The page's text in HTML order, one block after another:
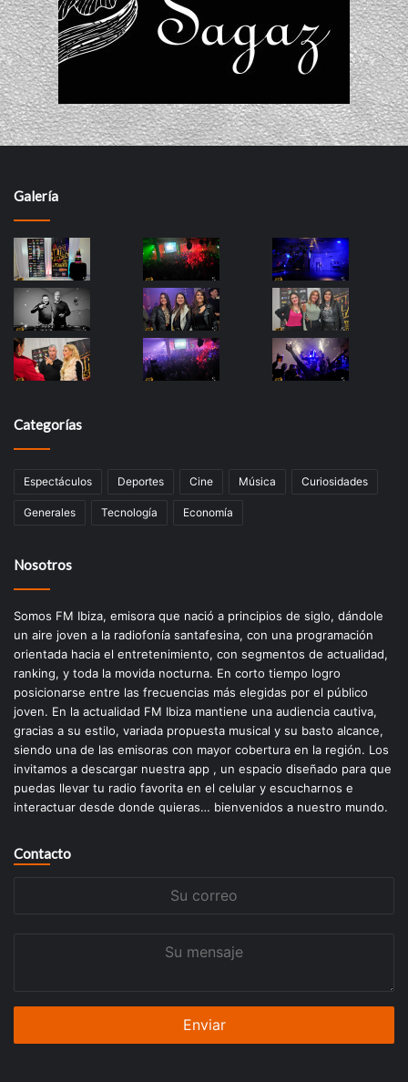
Galería
Categorías
Espectáculos Deportes Cine Música Curiosidades
Generales Tecnología Economía
Nosotros
Somos FM Ibiza, emisora que nació a principios de siglo, dándole
un aire joven a la radiofonía santafesina, con una programación
orientada hacia el entretenimiento, con segmentos de actualidad,
ranking, y toda la movida nocturna. En corto tiempo logro
posicionarse entre las frecuencias más elegidas por el público
joven. En la actualidad FM Ibiza mantiene una audiencia cautiva,
gracias a su estilo, variada propuesta musical y su basto alcance,
siendo una de las emisoras con mayor cobertura en la región. Los
invitamos a descargar nuestra app , un espacio diseñado para que
puedas llevar tu radio favorita en el celular y escucharnos e
interactuar desde donde quieras… bienvenidos a nuestro mundo.
Contacto